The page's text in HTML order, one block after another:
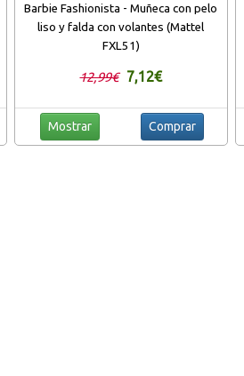
Barbie Fashionista - Muñeca con pelo
liso y falda con volantes (Mattel
FXL51)
12,99€ 7,12€
Mostrar Comprar